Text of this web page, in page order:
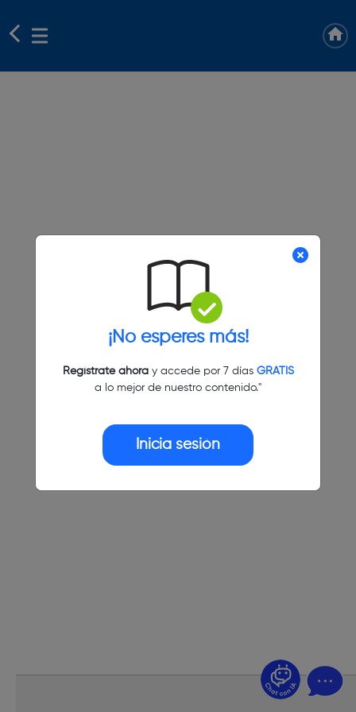
¡No esperes más!
Regístrate ahoray accede por 7 días GRATIS
a lo mejor de nuestro contenido."
Inicia sesión